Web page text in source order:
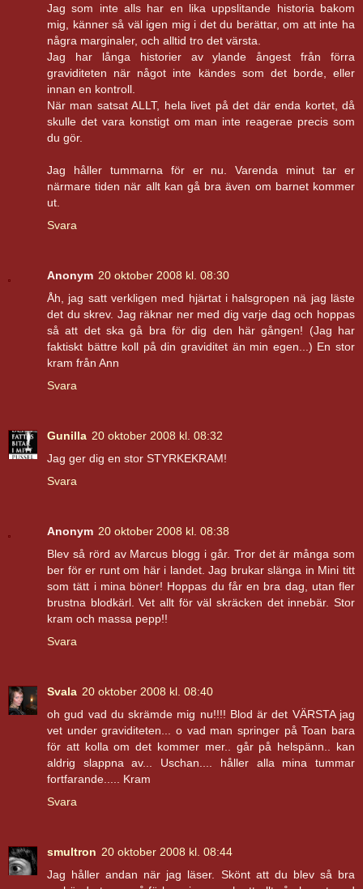
Jag som inte alls har en lika uppslitande historia bakom
mig, känner så väl igen mig i det du berättar, om att inte ha
några marginaler, och alltid tro det värsta.
Jag har långa historier av ylande ångest från förra
graviditeten när något inte kändes som det borde, eller
innan en kontroll.
När man satsat ALLT, hela livet på det där enda kortet, då
skulle det vara konstigt om man inte reagerae precis som
du gör.
Jag håller tummarna för er nu. Varenda minut tar er
närmare tiden när allt kan gå bra även om barnet kommer
ut.
Svara
Anonym 20 oktober 2008 kl. 08:30
Åh, jag satt verkligen med hjärtat i halsgropen nä jag läste
det du skrev. Jag räknar ner med dig varje dag och hoppas
så att det ska gå bra för dig den här gången! (Jag har
faktiskt bättre koll på din graviditet än min egen...) En stor
kram från Ann
Svara
Gunilla 20 oktober 2008 kl. 08:32
Jag ger dig en stor STYRKEKRAM!
Svara
Anonym 20 oktober 2008 kl. 08:38
Blev så rörd av Marcus blogg i går. Tror det är många som
ber för er runt om här i landet. Jag brukar slänga in Mini titt
som tätt i mina böner! Hoppas du får en bra dag, utan fler
brustna blodkärl. Vet allt för väl skräcken det innebär. Stor
kram och massa pepp!!
Svara
Svala 20 oktober 2008 kl. 08:40
oh gud vad du skrämde mig nu!!!! Blod är det VÄRSTA jag
vet under graviditeten... o vad man springer på Toan bara
för att kolla om det kommer mer.. går på helspänn.. kan
aldrig slappna av... Uschan.... håller alla mina tummar
fortfarande..... Kram
Svara
smultron 20 oktober 2008 kl. 08:44
Jag håller andan när jag läser. Skönt att du blev så bra